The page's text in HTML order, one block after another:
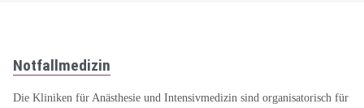
Notfallmedizin
Die Kliniken für Anästhesie und Intensivmedizin sind organisatorisch für